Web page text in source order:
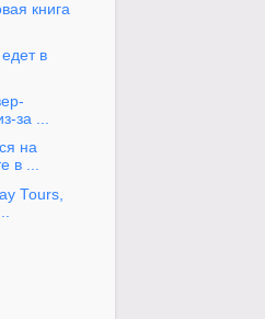
книга
в
за ...
на
в ...
Tours,